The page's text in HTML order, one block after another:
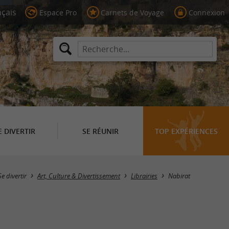
Espace Pro Carnets de Voyage Connexion
DIVERTIR SE RÉUNIR TOP EXPÉRIENCES
Masquer la carte
divertir Art, Culture & Divertissement Librairies Nabirat